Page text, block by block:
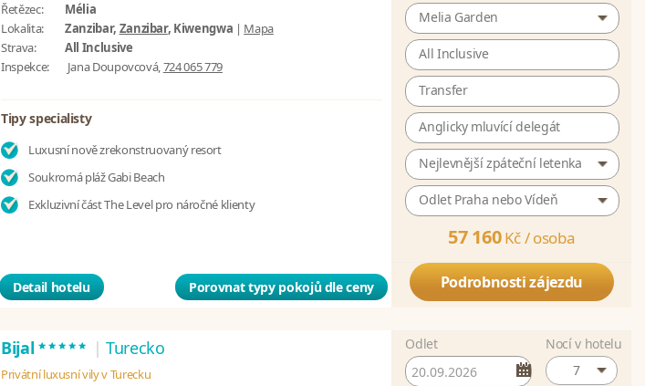
Řetězec:
Mélia
Lokalita:
Zanzibar, Zanzibar, Kiwengwa | Mapa
Strava:
All Inclusive
Inspekce:
Jana Doupovcová,724 065 779
Tipy specialisty
Luxusní nově zrekonstruovaný resort
Soukromá pláž Gabi Beach
Exkluzivní část The Level pro náročné klienty
Detail hotelu Porovnat typy pokojů dle ceny
Melia Garden
All Inclusive
Transfer
Anglicky mluvící delegát
Nejlevnější zpáteční letenka
Odlet Praha nebo Vídeň
57 160 Kč /osoba
Podrobnosti zájezdu
Bijal***** | Turecko
Privátní luxusní vily v Turecku
Odlet
Nocí v hotelu
7